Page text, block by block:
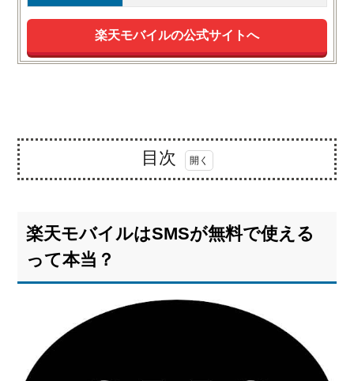
楽天モバイルの公式サイトへ
目次
モバ
イル
は
SMS
が無
て本
当？
楽天モバイルはSMSが無料で使える
って本当？